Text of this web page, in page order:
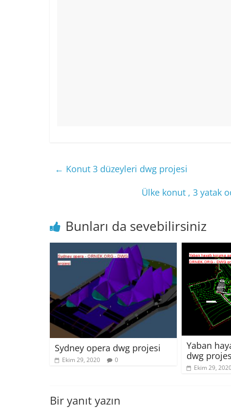
← Konut 3 düzeyleri dwg projesi
Ülke konut , 3 yatak
Bunları da sevebilirsiniz
Sydney opera dwg projesi
Ekim 29, 2020 0
Yaban
dwg
Ekim 29,
Bir yanıt yazın